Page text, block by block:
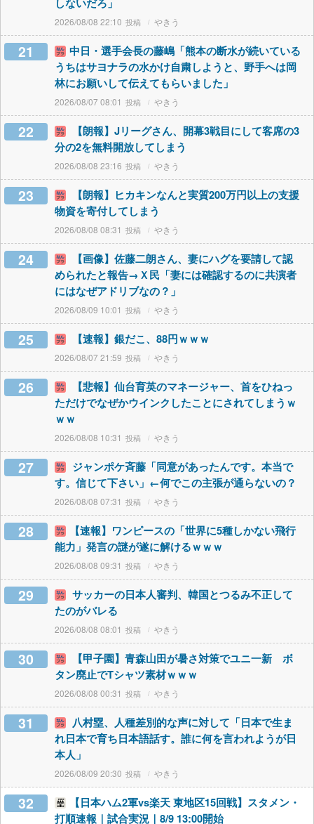
2026/08/08 22:10 やきう
21
中日・選手会長の藤嶋「熊本の断水が続いている
うちはサヨナラの水かけ自粛しようと、野手へは岡
林にお願いして伝えてもらいました」
2026/08/07 08:01 やきう
22
【朗報】Jリーグさん、開幕3戦目にして客席の3
分の2を無料開放してしまう
2026/08/08 23:16 やきう
23
【朗報】ヒカキンなんと実質200万円以上の支援
物資を寄付してしまう
2026/08/08 08:31 やきう
24
【画像】佐藤二朗さん、妻にハグを要請して認
められたと報告→Ｘ民「妻には確認するのに共演者
にはなぜアドリブなの？」
2026/08/09 10:01 やきう
25 【速報】銀だこ、88円ｗｗｗ
2026/08/07 21:59 やきう
26
【悲報】仙台育英のマネージャー、首をひねっ
ただけでなぜかウインクしたことにされてしまうｗ
ｗｗ
2026/08/08 10:31 やきう
27
ジャンポケ斉藤「同意があったんです。本当で
す。信じて下さい」←何でこの主張が通らないの？
2026/08/08 07:31 やきう
28
【速報】ワンピースの「世界に5種しかない飛行
能力」発言の謎が遂に解けるｗｗｗ
2026/08/08 09:31 やきう
29
サッカーの日本人審判、韓国とつるみ不正して
たのがバレる
2026/08/08 08:01 やきう
30
【甲子園】青森山田が暑さ対策でユニ一新 ボ
タン廃止でTシャツ素材ｗｗｗ
2026/08/08 00:31 やきう
31
八村塁、人種差別的な声に対して「日本で生ま
れ日本で育ち日本語話す。誰に何を言われようが日
本人」
2026/08/09 20:30 やきう
32
【日本ハム2軍vs楽天 東地区15回戦】スタメン・
打順速報｜試合実況｜8/9 13:00開始